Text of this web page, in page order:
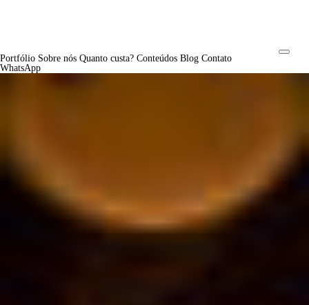
Portfólio Sobre nós Quanto custa? Conteúdos Blog Contato
WhatsApp